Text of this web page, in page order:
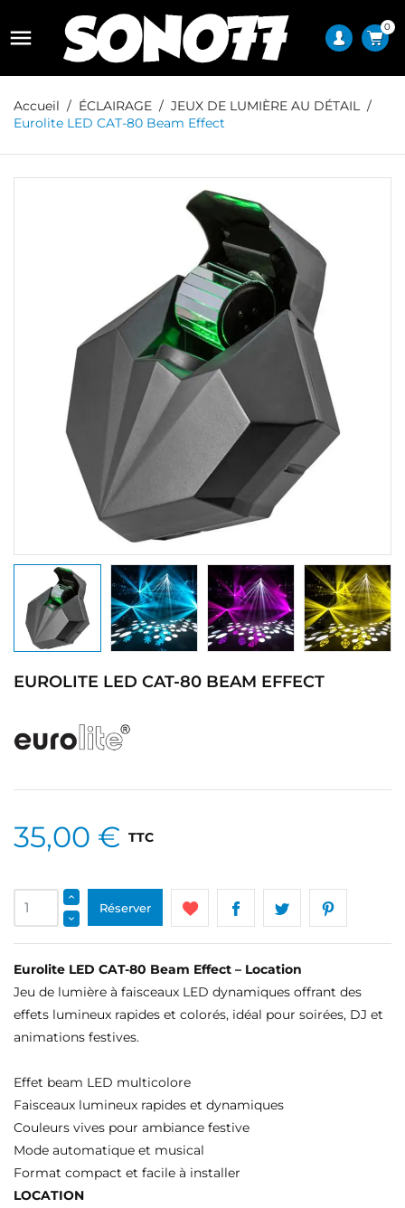
 0
Accueil ÉCLAIRAGE
JEUX DE LUMIÈRE AU DÉTAIL
Eurolite LED CAT-80 Beam Effect
EUROLITE LED CAT-80 BEAM EFFECT
35,00 € TTC
Réserver
Eurolite LED CAT-80 Beam Effect – Location
Jeu de lumière à faisceaux LED dynamiques offrant des
effets lumineux rapides et colorés, idéal pour soirées, DJ et
animations festives.
Effet beam LED multicolore
Faisceaux lumineux rapides et dynamiques
Couleurs vives pour ambiance festive
Mode automatique et musical
Format compact et facile à installer
LOCATION